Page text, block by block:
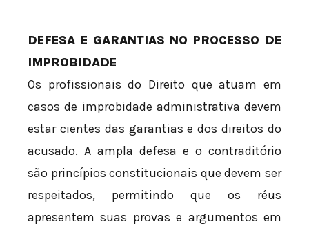
DEFESA E GARANTIAS NO PROCESSO DE
IMPROBIDADE
Os profissionais do Direito que atuam em
casos de improbidade administrativa devem
estar cientes das garantias e dos direitos do
acusado. A ampla defesa e o contraditório
são princípios constitucionais que devem ser
respeitados, permitindo que os réus
apresentem suas provas e argumentos em